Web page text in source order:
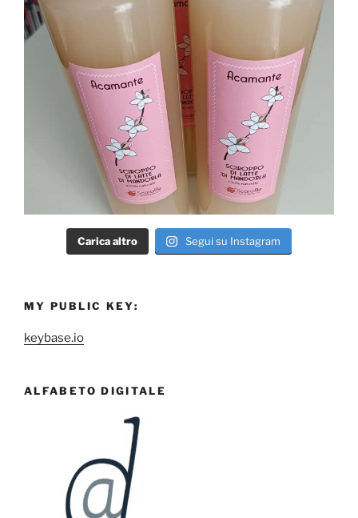
Carica altro Segui su Instagram
MY PUBLIC KEY:
keybase.io
ALFABETO DIGITALE